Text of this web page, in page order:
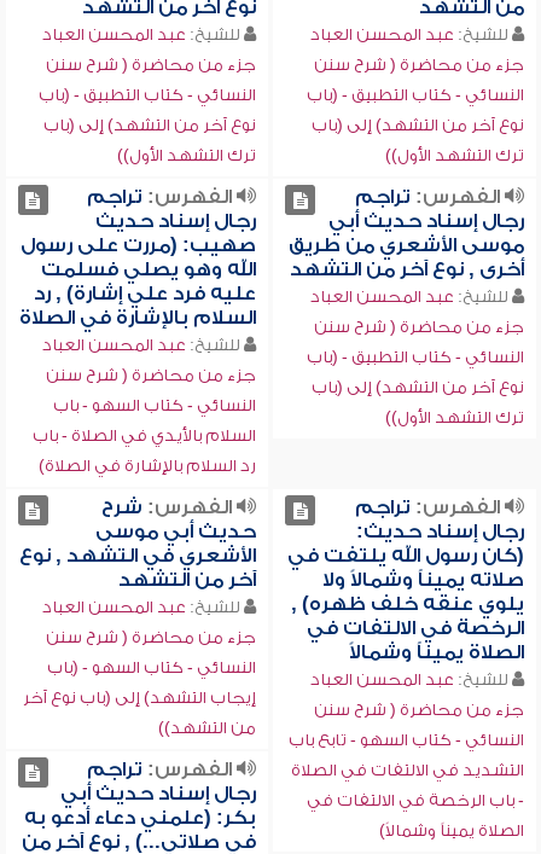
من التشهد
للشيخ: عبد المحسن العباد
جزء من محاضرة ( شرح سنن
النسائي - كتاب التطبيق - (باب
نوع آخر من التشهد) إلى (باب
ترك التشهد الأول))
نوع آخر من التشهد
للشيخ: عبد المحسن العباد
جزء من محاضرة ( شرح سنن
النسائي - كتاب التطبيق - (باب
نوع آخر من التشهد) إلى (باب
ترك التشهد الأول))
الفهرس: تراجم
رجال إسناد حديث أبي
موسى الأشعري من طريق
أخرى , نوع آخر من التشهد
للشيخ: عبد المحسن العباد
جزء من محاضرة ( شرح سنن
النسائي - كتاب التطبيق - (باب
نوع آخر من التشهد) إلى (باب
ترك التشهد الأول))
الفهرس: تراجم
رجال إسناد حديث
صهيب: (مررت على رسول
الله وهو يصلي فسلمت
عليه فرد علي إشارة) , رد
السلام بالإشارة في الصلاة
للشيخ: عبد المحسن العباد
جزء من محاضرة ( شرح سنن
النسائي - كتاب السهو - باب
السلام بالأيدي في الصلاة - باب
رد السلام بالإشارة في الصلاة)
الفهرس: تراجم
رجال إسناد حديث:
(كان رسول الله يلتفت في
صلاته يميناً وشمالاً ولا
يلوي عنقه خلف ظهره) ,
الرخصة في الالتفات في
الصلاة يميناً وشمالاً
للشيخ: عبد المحسن العباد
جزء من محاضرة ( شرح سنن
النسائي - كتاب السهو - تابع باب
التشديد في الالتفات في الصلاة
- باب الرخصة في الالتفات في
الصلاة يميناً وشمالاً)
الفهرس: شرح
حديث أبي موسى
الأشعري في التشهد , نوع
آخر من التشهد
للشيخ: عبد المحسن العباد
جزء من محاضرة ( شرح سنن
النسائي - كتاب السهو - (باب
إيجاب التشهد) إلى (باب نوع آخر
من التشهد))
الفهرس: تراجم
رجال إسناد حديث أبي
بكر: (علمني دعاء أدعو به
في صلاتي...) , نوع آخر من